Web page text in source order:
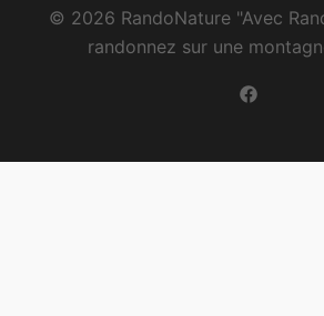
© 2026 RandoNature "Avec
randonnez sur une
https://